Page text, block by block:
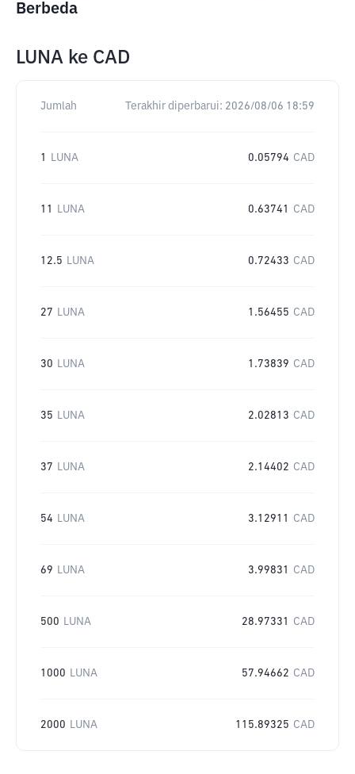
Berbeda
LUNA ke CAD
Jumlah Terakhir diperbarui: 2026/08/06 18:59
1 LUNA 0.05794 CAD
11 LUNA 0.63741 CAD
12.5 LUNA 0.72433 CAD
27 LUNA 1.56455 CAD
30 LUNA 1.73839 CAD
35 LUNA 2.02813 CAD
37 LUNA 2.14402 CAD
54 LUNA 3.12911 CAD
69 LUNA 3.99831 CAD
500 LUNA 28.97331 CAD
1000 LUNA 57.94662 CAD
2000 LUNA 115.89325 CAD